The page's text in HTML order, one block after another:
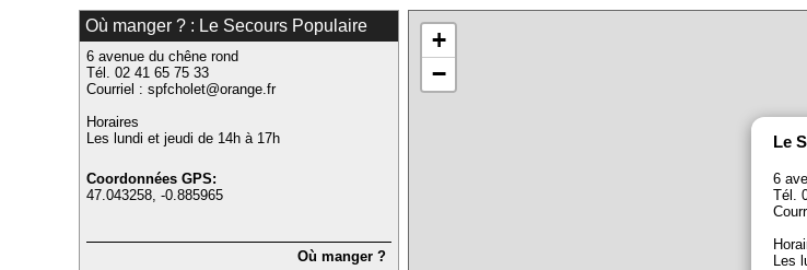
Où manger ? : Le Secours Populaire
6 avenue du chêne rond
Tél. 02 41 65 75 33
Courriel : spfcholet@orange.fr
Horaires
Les lundi et jeudi de 14h à 17h
Coordonnées GPS:
47.043258, -0.885965
Où manger ?
Le
6
Tél.
Les
+
−